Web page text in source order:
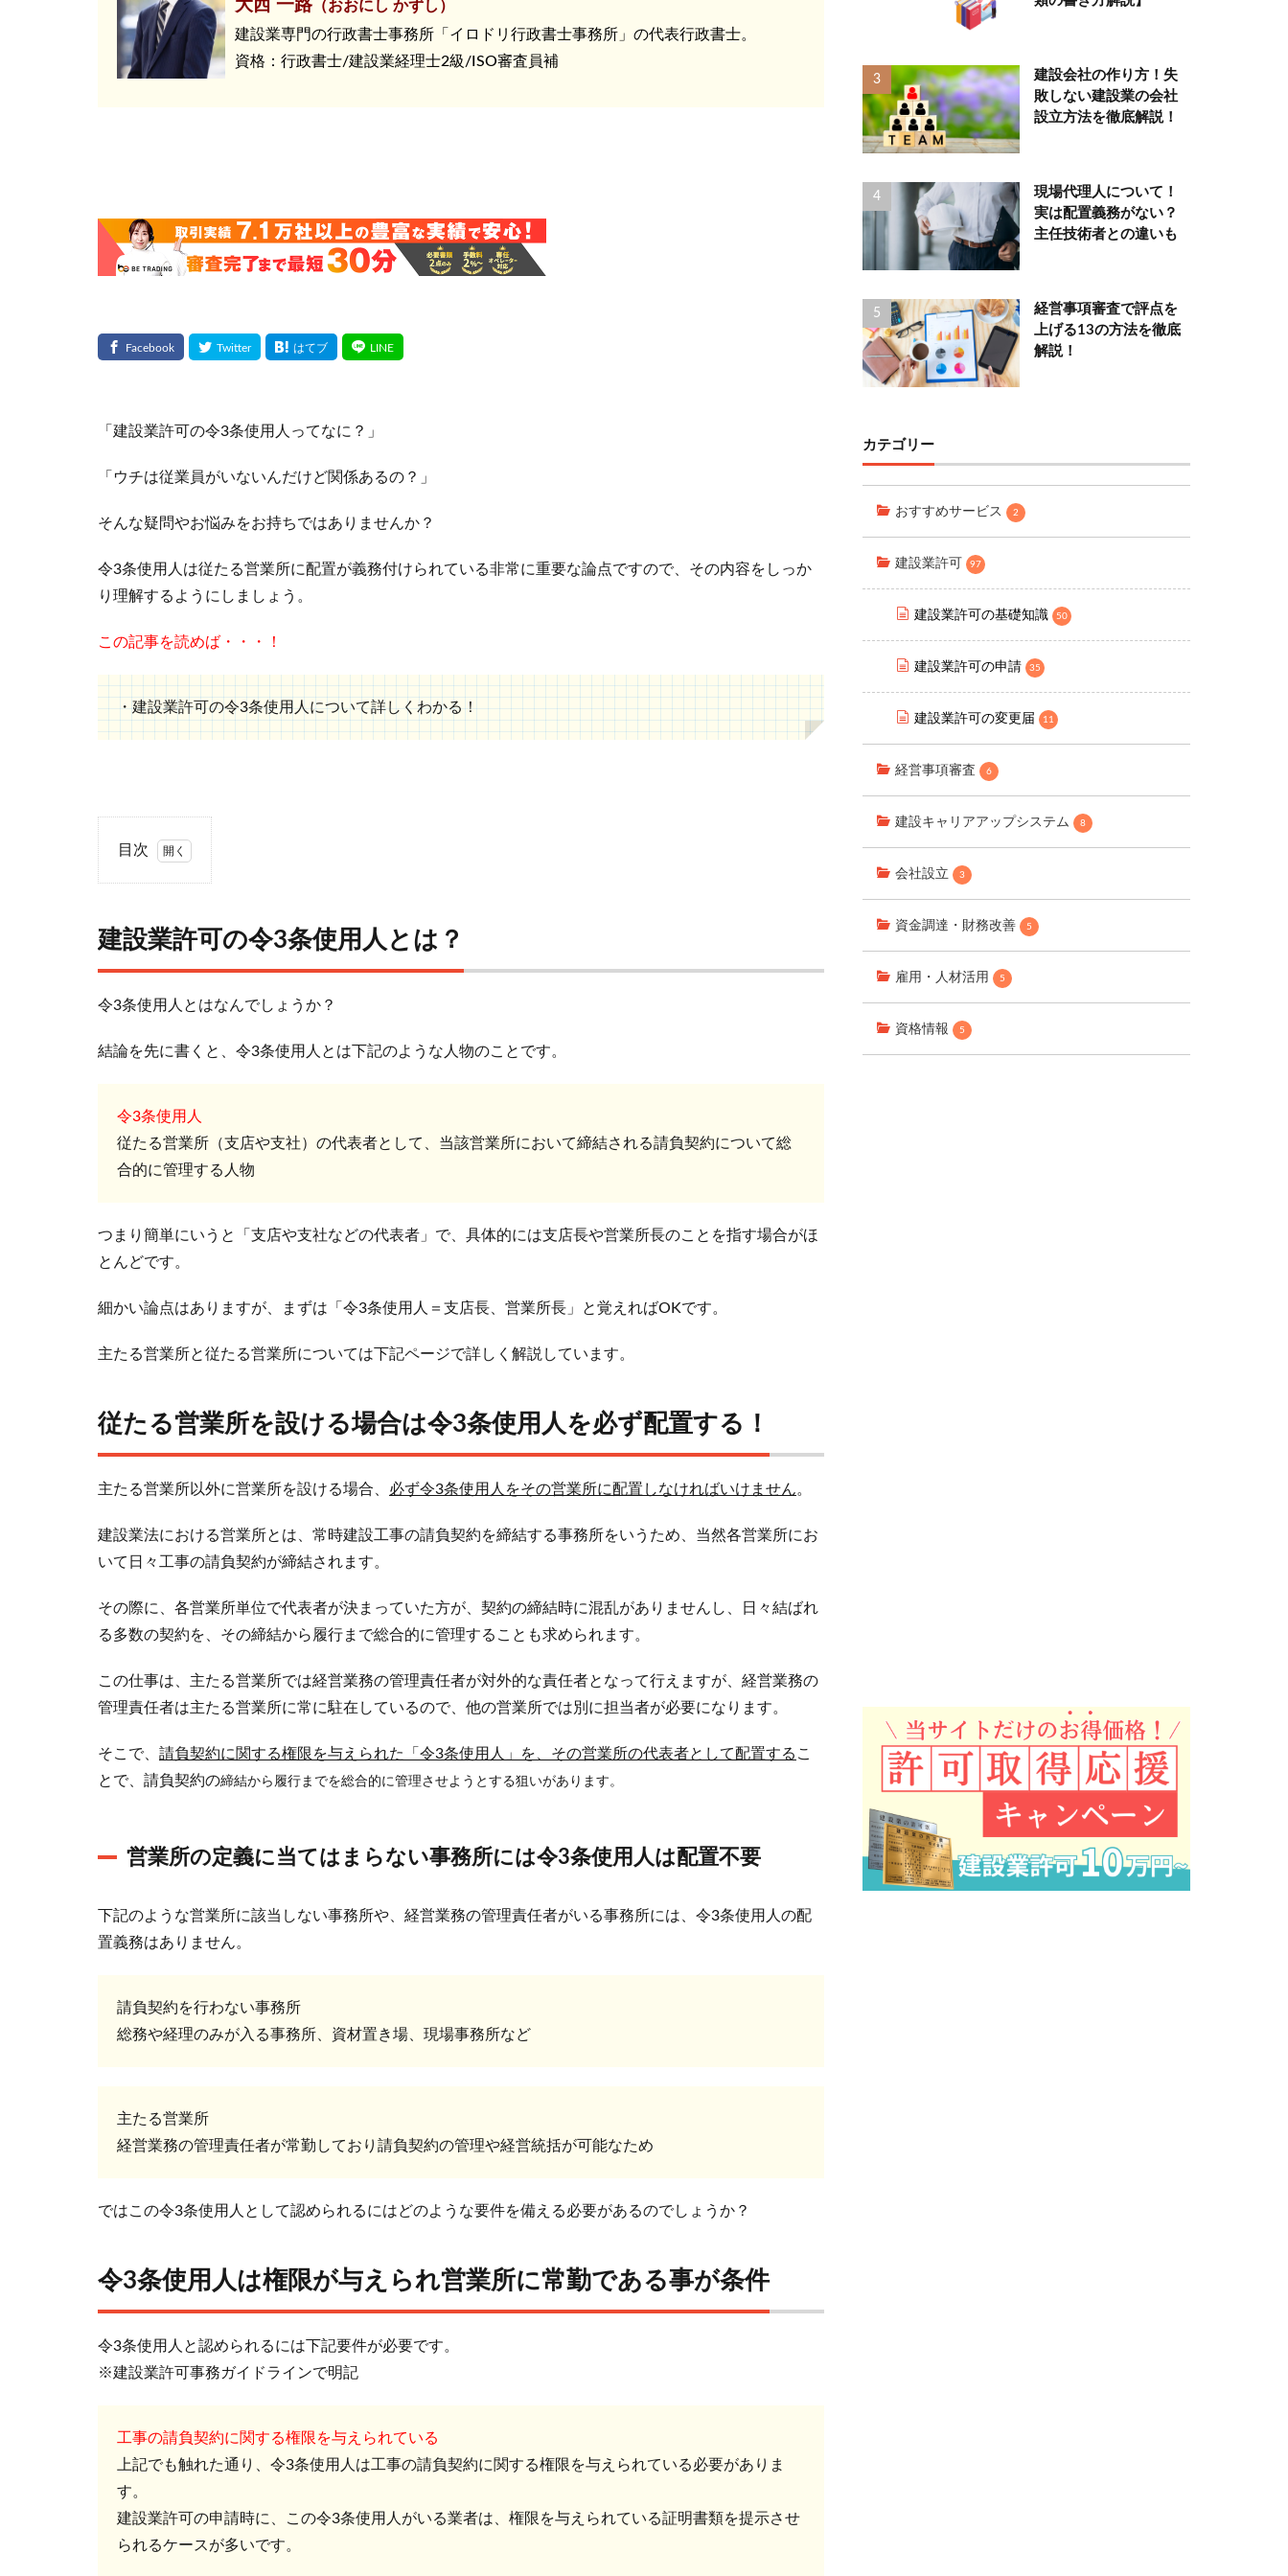
大西 一路 （おおにし かずし）
建設業専門の行政書士事務所「イロドリ行政書士事務所」の代表行政書士。
資格：行政書士/建設業経理士2級/ISO審査員補
「建設業許可の令3条使用人ってなに？」
「ウチは従業員がいないんだけど関係あるの？」
そんな疑問やお悩みをお持ちではありませんか？
令3条使用人は従たる営業所に配置が義務付けられている非常に重要な論点ですので、その内容をしっか
り理解するようにしましょう。
この記事を読めば・・・！
・建設業許可の令3条使用人について詳しくわかる！
目次
業許
可の
令3
条使
と
従た
る営
業所
場合
は令
使用
必ず
る！
2.1
営業
定義
に当
まら
所に
は令3
条使
は配
置不
令3
使
用
権
限
ら
れ
所
勤
る
事
件
条使
用人
建設業許可の令3条使用人とは？
令3条使用人とはなんでしょうか？
結論を先に書くと、令3条使用人とは下記のような人物のことです。
令3条使用人
従たる営業所（支店や支社）の代表者として、当該営業所において締結される請負契約について総
合的に管理する人物
つまり簡単にいうと「支店や支社などの代表者」で、具体的には支店長や営業所長のことを指す場合がほ
とんどです。
細かい論点はありますが、まずは「令3条使用人＝支店長、営業所長」と覚えればOKです。
主たる営業所と従たる営業所については下記ページで詳しく解説しています。
従たる営業所を設ける場合は令3条使用人を必ず配置する！
主たる営業所以外に営業所を設ける場合、 必ず令3条使用人をその営業所に配置しなければいけません。
建設業法における営業所とは、常時建設工事の請負契約を締結する事務所をいうため、当然各営業所にお
いて日々工事の請負契約が締結されます。
その際に、各営業所単位で代表者が決まっていた方が、契約の締結時に混乱がありませんし、日々結ばれ
る多数の契約を、その締結から履行まで総合的に管理することも求められます。
この仕事は、主たる営業所では経営業務の管理責任者が対外的な責任者となって行えますが、経営業務の
管理責任者は主たる営業所に常に駐在しているので、他の営業所では別に担当者が必要になります。
そこで、 請負契約に関する権限を与えられた「令3条使用人」を、その営業所の代表者として配置する こ
とで、請負契約の締結から履行までを総合的に管理させようとする狙いがあります。
営業所の定義に当てはまらない事務所には令3条使用人は配置不要
下記のような営業所に該当しない事務所や、経営業務の管理責任者がいる事務所には、令3条使用人の配
置義務はありません。
請負契約を行わない事務所
総務や経理のみが入る事務所、資材置き場、現場事務所など
主たる営業所
経営業務の管理責任者が常勤しており請負契約の管理や経営統括が可能なため
ではこの令3条使用人として認められるにはどのような要件を備える必要があるのでしょうか？
令3条使用人は権限が与えられ営業所に常勤である事が条件
令3条使用人と認められるには下記要件が必要です。
※建設業許可事務ガイドラインで明記
工事の請負契約に関する権限を与えられている
上記でも触れた通り、令3条使用人は工事の請負契約に関する権限を与えられている必要がありま
す。
建設業許可の申請時に、この令3条使用人がいる業者は、権限を与えられている証明書類を提示させ
られるケースが多いです。
建設会社の作り方！失
敗しない建設業の会社
設立方法を徹底解説！
現場代理人について！
実は配置義務がない？
主任技術者との違いも
経営事項審査で評点を
上げる13の方法を徹底
解説！
カテゴリー
おすすめサービス 2
建設業許可 97
建設業許可の基礎知識 50
建設業許可の申請 35
建設業許可の変更届 11
経営事項審査 6
建設キャリアアップシステム 8
会社設立 3
資金調達・財務改善 5
雇用・人材活用 5
資格情報 5